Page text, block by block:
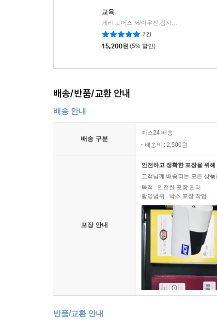
교육
게리 토머스 저/이우진,김자운 역
7건
15,200원 (5% 할인)
배송/반품/교환 안내
배송 안내
배송 구분
예스24 배송
배송비 : 2,500원
포장 안내
안전하고 정확한 포장을 위
고객님께 배송되는 모든 상
목적 : 안전한 포장 관리
촬영범위 : 박스 포장 작업
반품/교환 안내